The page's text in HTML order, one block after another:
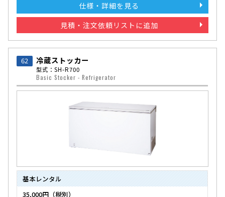
仕様・詳細を見る
見積・注文依頼リストに追加
62 冷蔵ストッカー
型式：SH-R700
Basic Stocker - Refrigerator
基本レンタル
35,000円（税別）